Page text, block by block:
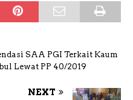
SAA PGI Terkait Kaum
Lewat PP 40/2019
NEXT